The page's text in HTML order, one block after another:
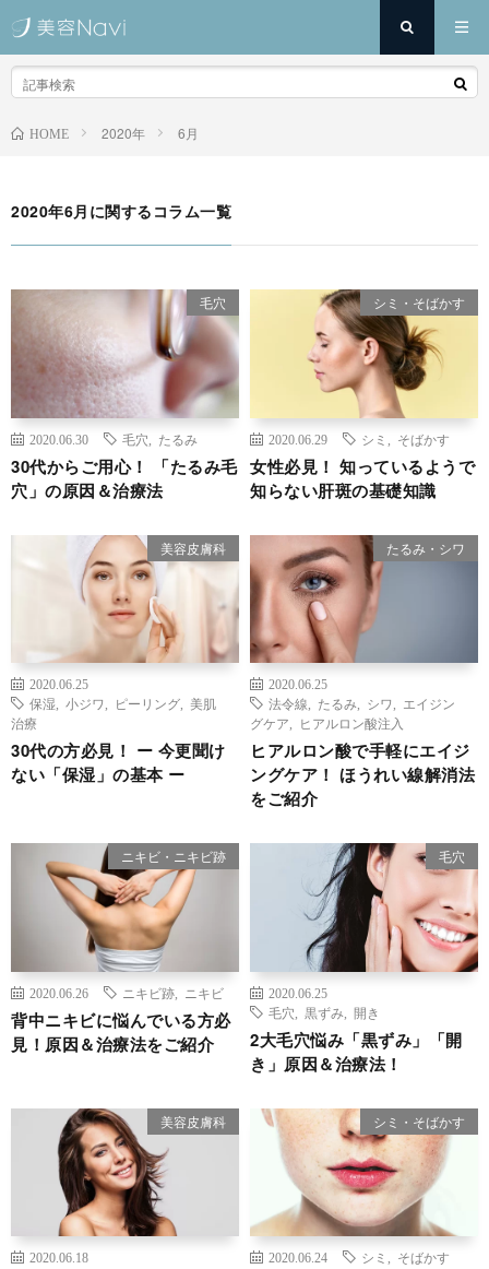
HOME 2020年 6月
2020年6月に関するコラム一覧
毛穴
2020.06.30 毛穴 たるみ
30代からご用心！ 「たるみ毛
穴」の原因＆治療法
シミ・そばかす
2020.06.29 シミ そばかす
女性必見！ 知っているようで
知らない肝斑の基礎知識
美容皮膚科
2020.06.25
保湿
小ジワ ピーリング
美肌
治療
30代の方必見！ ー 今更聞け
ない「保湿」の基本 ー
たるみ・シワ
2020.06.25
法令線
たるみ シワ
エイジン
グケア
ヒアルロン酸注入
ヒアルロン酸で手軽にエイジ
ングケア！ ほうれい線解消法
をご紹介
ニキビ・ニキビ跡
2020.06.26 ニキビ跡 ニキビ
背中ニキビに悩んでいる方必
見！原因＆治療法をご紹介
毛穴
2020.06.25
毛穴
黒ずみ 開き
2大毛穴悩み「黒ずみ」「開
き」原因＆治療法！
美容皮膚科
2020.06.18
シミ・そばかす
2020.06.24 シミ そばかす